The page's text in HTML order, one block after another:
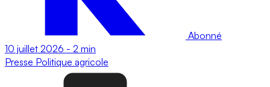
Abonné
10 juillet 2026 - 2 min
Presse Politique agricole